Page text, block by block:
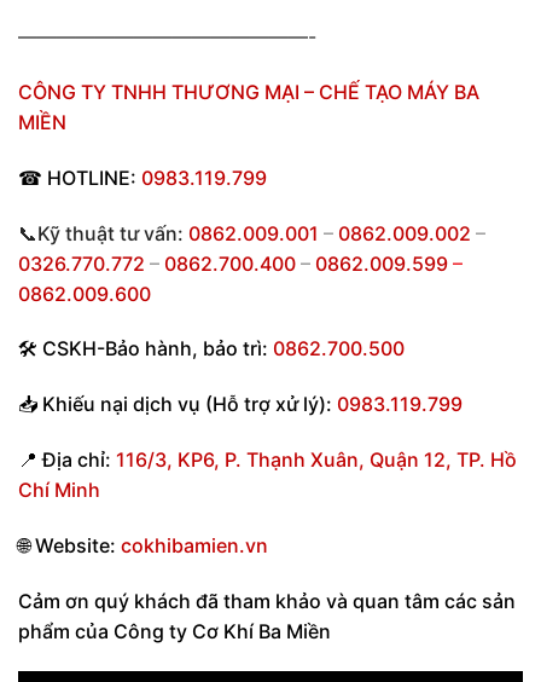
———————————————-
CÔNG TY TNHH THƯƠNG MẠI – CHẾ TẠO MÁY BA
MIỀN
☎ HOTLINE: 0983.119.799
📞Kỹ thuật tư vấn: 0862.009.001 – 0862.009.002 –
0326.770.772 – 0862.700.400 – 0862.009.599 –
0862.009.600
🛠 CSKH-Bảo hành, bảo trì: 0862.700.500
📥 Khiếu nại dịch vụ (Hỗ trợ xử lý): 0983.119.799
📍 Địa chỉ: 116/3, KP6, P. Thạnh Xuân, Quận 12, TP. Hồ
Chí Minh
🌐Website: cokhibamien.vn
Cảm ơn quý khách đã tham khảo và quan tâm các sản
phẩm của Công ty Cơ Khí Ba Miền